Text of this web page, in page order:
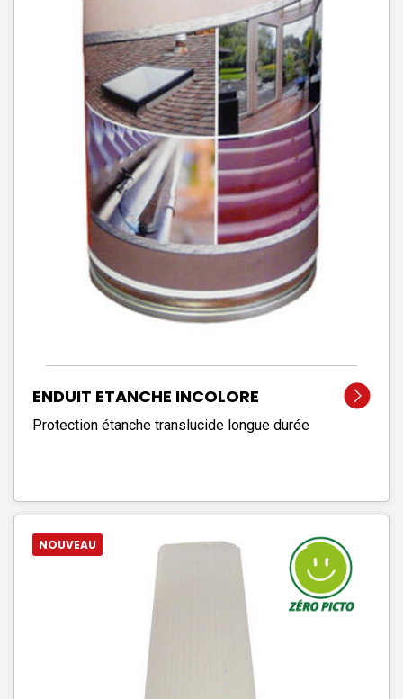
ENDUIT ETANCHE INCOLORE
Protection étanche translucide longue durée
NOUVEAU